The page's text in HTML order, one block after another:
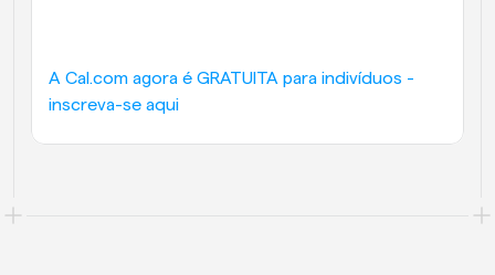
A Cal.com agora é GRATUITA para indivíduos -
inscreva-se aqui